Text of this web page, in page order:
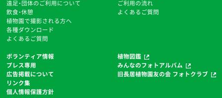
遠足・団体のご利用について
飲食・休憩
植物園で撮影される方へ
各種ダウンロード
よくあるご質問
ご利用の流れ
よくあるご質問
ボランティア情報
プレス専用
広告掲載について
リンク集
個人情報保護方針
植物図鑑
みんなのフォトアルバム
旧長居植物園友の会 フォトクラブ